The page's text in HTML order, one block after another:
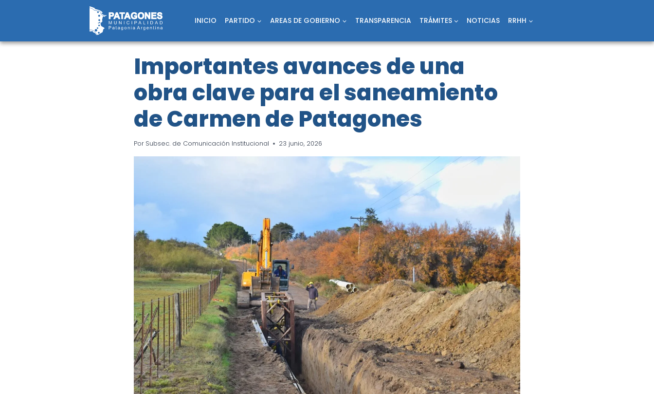
INICIO PARTIDO AREAS DE GOBIERNO TRANSPARENCIA TRÁMITES NOTICIAS RRHH
Importantes avances de una
obra clave para el saneamiento
de Carmen de Patagones
Por Subsec. de Comunicación Institucional 23 junio, 2026